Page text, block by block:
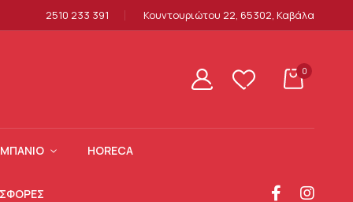
2510 233 391 Κουντουριώτου 22, 65302, Καβάλα
0
ΜΠΆΝΙΟ HORECA